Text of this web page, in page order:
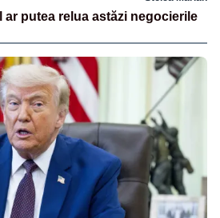
ar putea relua astăzi negocierile